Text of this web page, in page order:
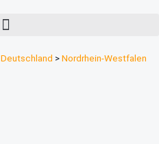
Deutschland >Nordrhein-Westfalen